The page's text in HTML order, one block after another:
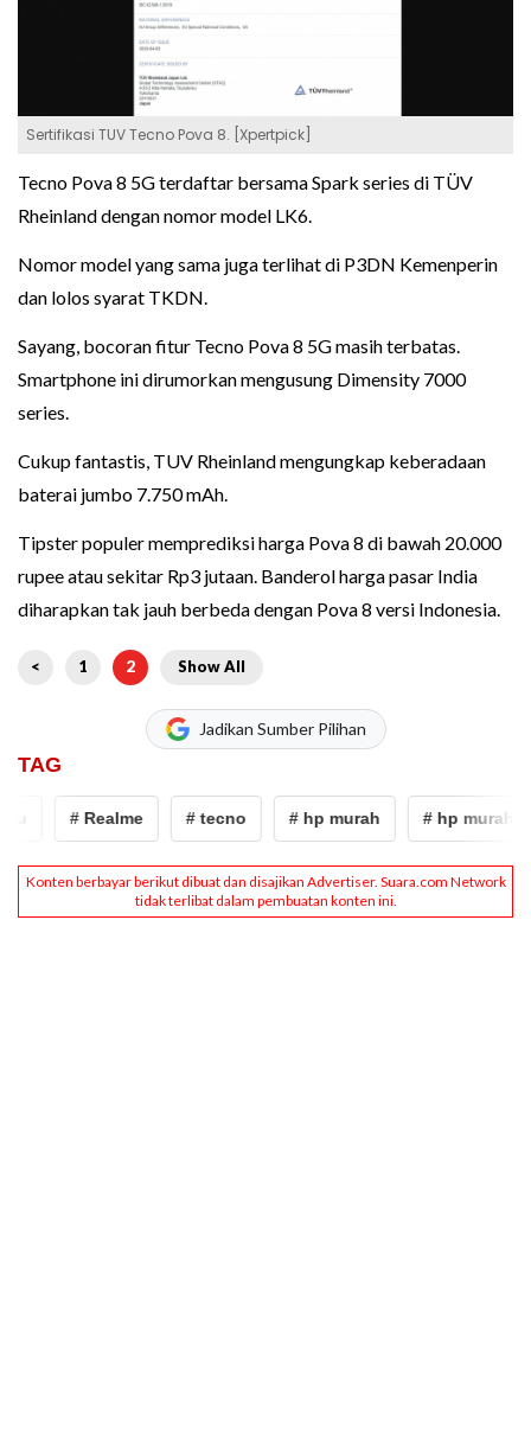
Sertifikasi TUV Tecno Pova 8. [Xpertpick]
Tecno Pova 8 5G terdaftar bersama Spark series di TÜV
Rheinland dengan nomor model LK6.
Nomor model yang sama juga terlihat di P3DN Kemenperin
dan lolos syarat TKDN.
Sayang, bocoran fitur Tecno Pova 8 5G masih terbatas.
Smartphone ini dirumorkan mengusung Dimensity 7000
series.
Cukup fantastis, TUV Rheinland mengungkap keberadaan
baterai jumbo 7.750 mAh.
Tipster populer memprediksi harga Pova 8 di bawah 20.000
rupee atau sekitar Rp3 jutaan. Banderol harga pasar India
diharapkan tak jauh berbeda dengan Pova 8 versi Indonesia.
< 1 2 Show All
Jadikan Sumber Pilihan
TAG
# Realme # tecno # hp murah # hp murah